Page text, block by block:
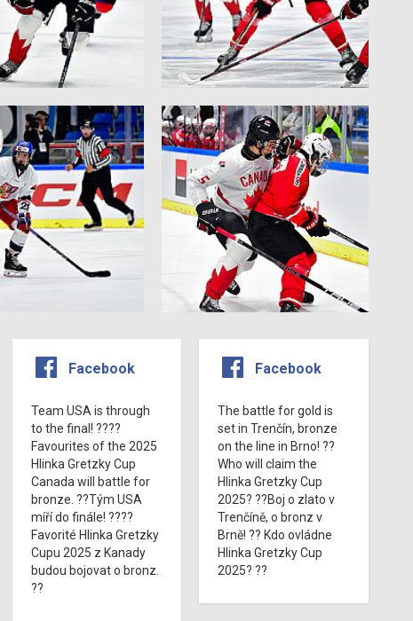
Facebook
Team USA is through
to the final! ????
Favourites of the 2025
Hlinka Gretzky Cup
Canada will battle for
bronze. ??Tým USA
míří do finále! ????
Favorité Hlinka Gretzky
Cupu 2025 z Kanady
budou bojovat o bronz.
??
Facebook
The battle for gold is
set in Trenčín, bronze
on the line in Brno! ??
Who will claim the
Hlinka Gretzky Cup
2025? ??Boj o zlato v
Trenčíně, o bronz v
Brně! ?? Kdo ovládne
Hlinka Gretzky Cup
2025? ??